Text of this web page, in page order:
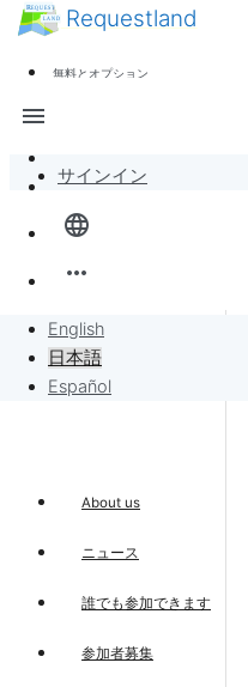
Requestland
無料とオプション
language
more_horiz
English
日本語
Español
menu
全体像
リクエストに販売
ニュース
サインイン
About us
ニュース
誰でも参加できます
参加者募集